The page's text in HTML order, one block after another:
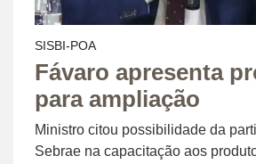
SISBI-POA
Fávaro apresenta
para ampliação
Ministro citou possibilidade da
Sebrae na capacitação aos